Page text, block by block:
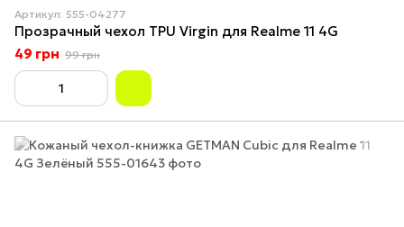
Артикул: 555-04277
Прозрачный чехол TPU Virgin для Realme 11 4G
49 грн 99 грн